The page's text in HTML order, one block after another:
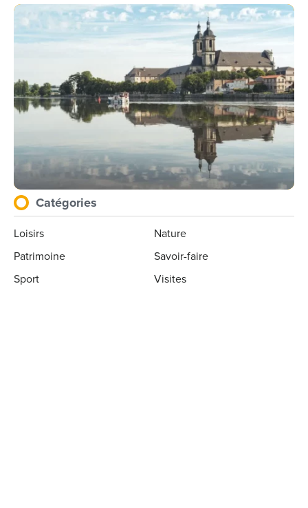
Catégories
Loisirs
Nature
Patrimoine
Savoir-faire
Sport
Visites